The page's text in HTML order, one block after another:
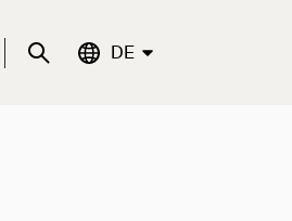
Suche Aktuelle Sprache:
DE